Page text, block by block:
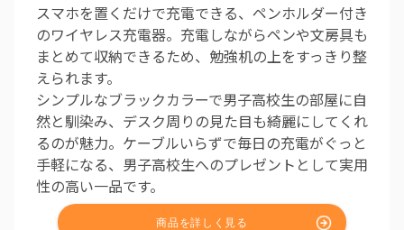
スマホを置くだけで充電できる、ペンホルダー付き
のワイヤレス充電器。充電しながらペンや文房具も
まとめて収納できるため、勉強机の上をすっきり整
えられます。
シンプルなブラックカラーで男子高校生の部屋に自
然と馴染み、デスク周りの見た目も綺麗にしてくれ
るのが魅力。ケーブルいらずで毎日の充電がぐっと
手軽になる、男子高校生へのプレゼントとして実用
性の高い一品です。